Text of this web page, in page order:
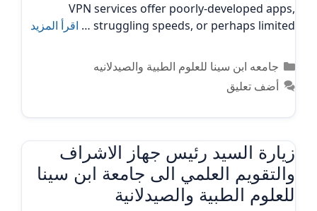
VPN services offer poorly-developed apps,
struggling speeds, or perhaps limited …
اقرأ المزيد
التصنيفات
جامعه ابن سينا للعلوم الطبية والصيدلانيه
أضف تعليق
زيارة السيد رئيس جهاز الاشراف
والتقويم العلمي الى جامعة ابن سينا
للعلوم الطبية والصيدلانية